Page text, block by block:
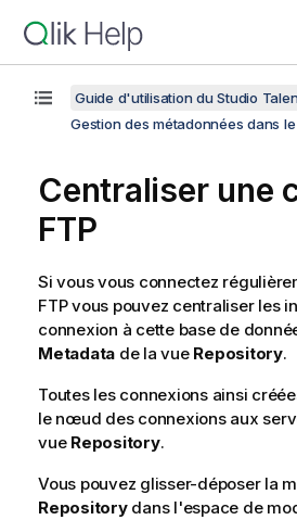
Guide d'utilisation du Studio
Gestion des métadonnées dans
Centraliser une
FTP
Si vous vous connectez
FTP vous pouvez centraliser les
connexion à cette base de
Metadata de la vue Repository.
Toutes les connexions ainsi
le nœud des connexions aux
vue Repository.
Vous pouvez glisser-déposer la
Repositorydans l'espace de